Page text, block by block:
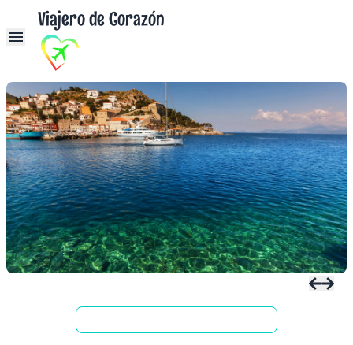
Viajero de Corazón